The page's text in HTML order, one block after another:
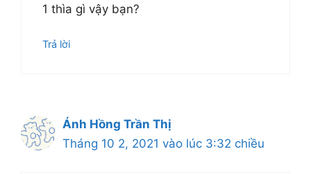
1 thìa gì vậy bạn?
Trả lời
Ánh Hồng Trần Thị
Tháng 10 2, 2021 vào lúc 3:32 chiều